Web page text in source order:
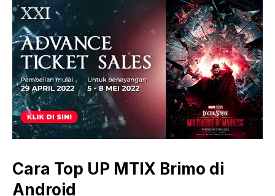
Cara Top UP MTIX Brimo di
Android